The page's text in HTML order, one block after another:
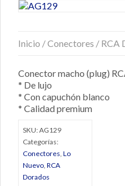
Inicio /Conectores / RCA
Conector macho (plug)
* De lujo
* Con capuchón blanco
* Calidad premium
SKU:AG129
Categorías:
Conectores Lo
Nuevo RCA
Dorados